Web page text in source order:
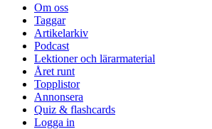
Om oss
Taggar
Artikelarkiv
Podcast
Lektioner och lärarmaterial
Året runt
Topplistor
Annonsera
Quiz & flashcards
Logga in